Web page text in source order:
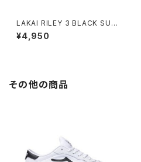
LAKAI RILEY 3 BLACK SUE
DE
¥4,950
その他の商品